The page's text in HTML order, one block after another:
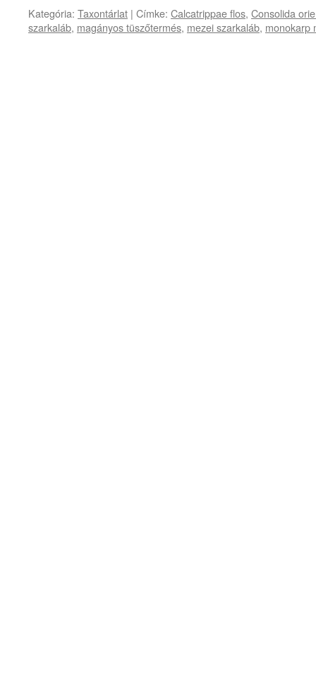
Kategória: Taxontárlat | Címke: Calcatrippae flos, Consolida
szarkaláb, magányos tüszőtermés, mezei szarkaláb, monokarp